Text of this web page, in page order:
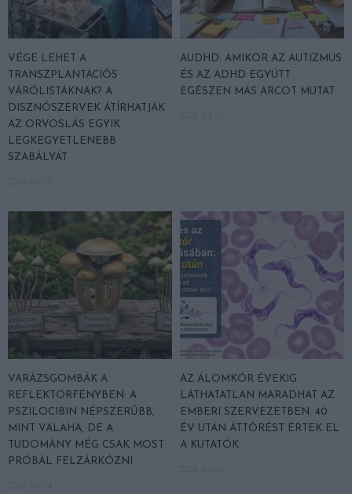
VÉGE LEHET A
TRANSZPLANTÁCIÓS
VÁRÓLISTÁKNAK? A
DISZNÓSZERVEK ÁTÍRHATJÁK
AZ ORVOSLÁS EGYIK
LEGKEGYETLENEBB
SZABÁLYÁT
AUDHD: AMIKOR AZ AUTIZMUS
ÉS AZ ADHD EGYÜTT
EGÉSZEN MÁS ARCOT MUTAT
VARÁZSGOMBÁK A
REFLEKTORFÉNYBEN: A
PSZILOCIBIN NÉPSZERŰBB,
MINT VALAHA, DE A
TUDOMÁNY MÉG CSAK MOST
PRÓBÁL FELZÁRKÓZNI
AZ ÁLOMKÓR ÉVEKIG
LÁTHATATLAN MARADHAT AZ
EMBERI SZERVEZETBEN: 40
ÉV UTÁN ÁTTÖRÉST ÉRTEK EL
A KUTATÓK